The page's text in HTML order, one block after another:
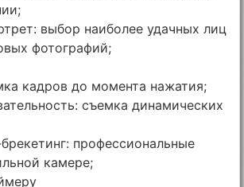
выбор наиболее удачных лиц
фотографий;
кадров до момента нажатия;
съемка динамических
профессиональные
камере;